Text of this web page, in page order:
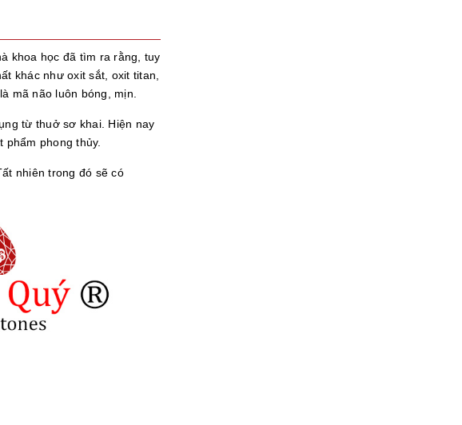
khoa học đã tìm ra rằng, tuy
khác như oxit sắt, oxit titan,
mã não luôn bóng, mịn.
từ thuở sơ khai. Hiện nay
phong thủy.
nhiên trong đó sẽ có